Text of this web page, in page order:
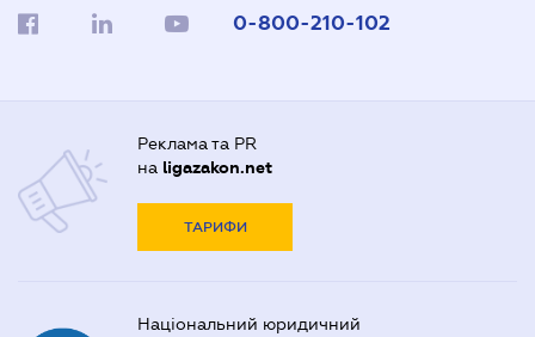
0-800-210-102
Реклама та PR
на ligazakon.net
ТАРИФИ
Національний юридичний